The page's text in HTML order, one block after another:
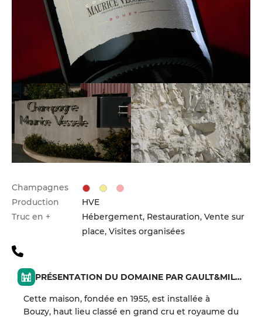
Champagnes
Production
HVE
Truc en +
Hébergement, Restauration, Vente sur
place, Visites organisées
PRÉSENTATION DU DOMAINE PAR GAULT&MILLAU
Cette maison, fondée en 1955, est installée à
Bouzy, haut lieu classé en grand cru et royaume du